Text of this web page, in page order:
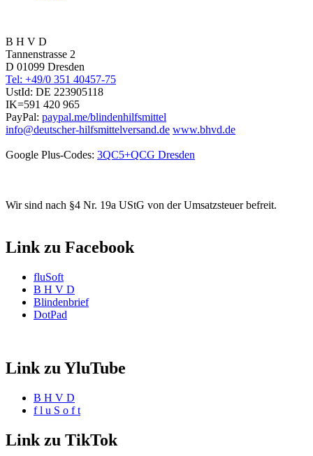
B H V D
Tannenstrasse 2
D 01099 Dresden
Tel: +49/0 351 40457-75
UstId: DE 223905118
IK=591 420 965
PayPal: paypal.me/blindenhilfsmittel
info@deutscher-hilfsmittelversand.de www.bhvd.de
Google Plus-Codes: 3QC5+QCG Dresden
Wir sind nach §4 Nr. 19a UStG von der Umsatzsteuer befreit.
Link zu Facebook
fluSoft
B H V D
Blindenbrief
DotPad
Link zu YluTube
B H V D
f l u S o f t
Link zu TikTok